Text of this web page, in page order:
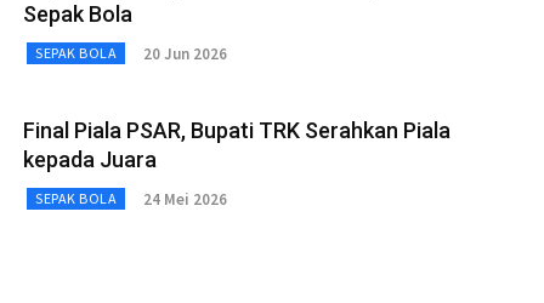
Sepak Bola
SEPAK BOLA 20 Jun 2026
Final Piala PSAR, Bupati TRK Serahkan Piala
kepada Juara
SEPAK BOLA 24 Mei 2026